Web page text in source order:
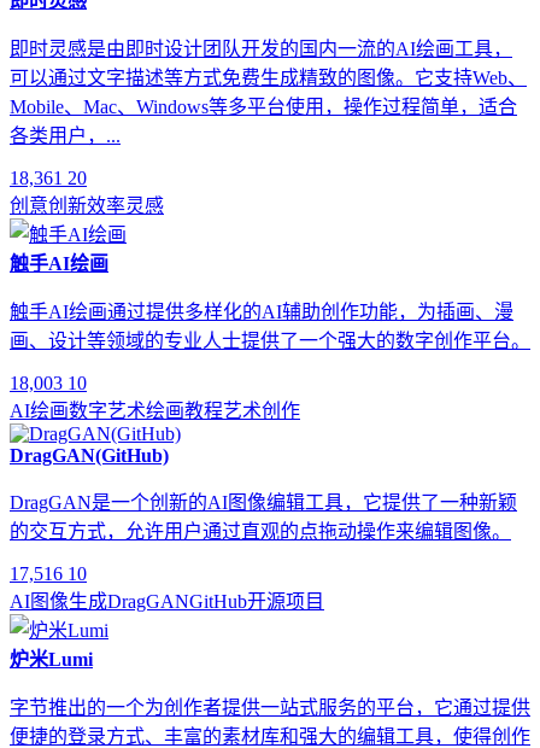
即时灵感是由即时设计团队开发的国内一流的AI绘画工具，
可以通过文字描述等方式免费生成精致的图像。它支持Web、
Mobile、Mac、Windows等多平台使用，操作过程简单，适合
各类用户，...
18,361 20
创意创新效率灵感
触手AI绘画
触手AI绘画通过提供多样化的AI辅助创作功能，为插画、漫
画、设计等领域的专业人士提供了一个强大的数字创作平台。
18,003 10
AI绘画数字艺术绘画教程艺术创作
DragGAN(GitHub)
DragGAN是一个创新的AI图像编辑工具，它提供了一种新颖
的交互方式，允许用户通过直观的点拖动操作来编辑图像。
17,516 10
AI图像生成DragGANGitHub开源项目
炉米Lumi
字节推出的一个为创作者提供一站式服务的平台，它通过提供
便捷的登录方式、丰富的素材库和强大的编辑工具，使得创作